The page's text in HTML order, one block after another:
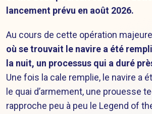
lancement prévu en août 2026.
Au cours de cette opération
où se trouvait le navire a été
la nuit, un processus qui a duré
Une fois la cale remplie, le navire a
le quai d’armement, une prouesse
rapproche peu à peu le Legend of